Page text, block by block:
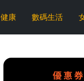
健康 數碼生活